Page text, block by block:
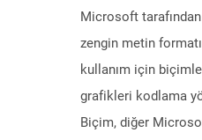
Microsoft
zengin metin
kullanım için
grafikleri kodlama
Biçim, diğer